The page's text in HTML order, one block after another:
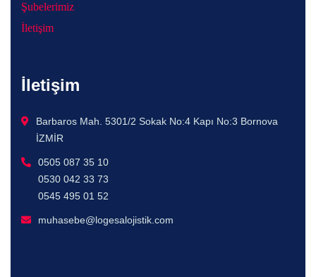
Şubelerimiz
İletişim
İletişim
Barbaros Mah. 5301/2 Sokak No:4 Kapı No:3 Bornova
İZMİR
0505 087 35 10
0530 042 33 73
0545 495 01 52
muhasebe@logesalojistik.com